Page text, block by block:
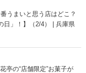
うまいと思う店はどこ？
日」！】（2/4） | 兵庫県
亭の“店舗限定”お菓子が